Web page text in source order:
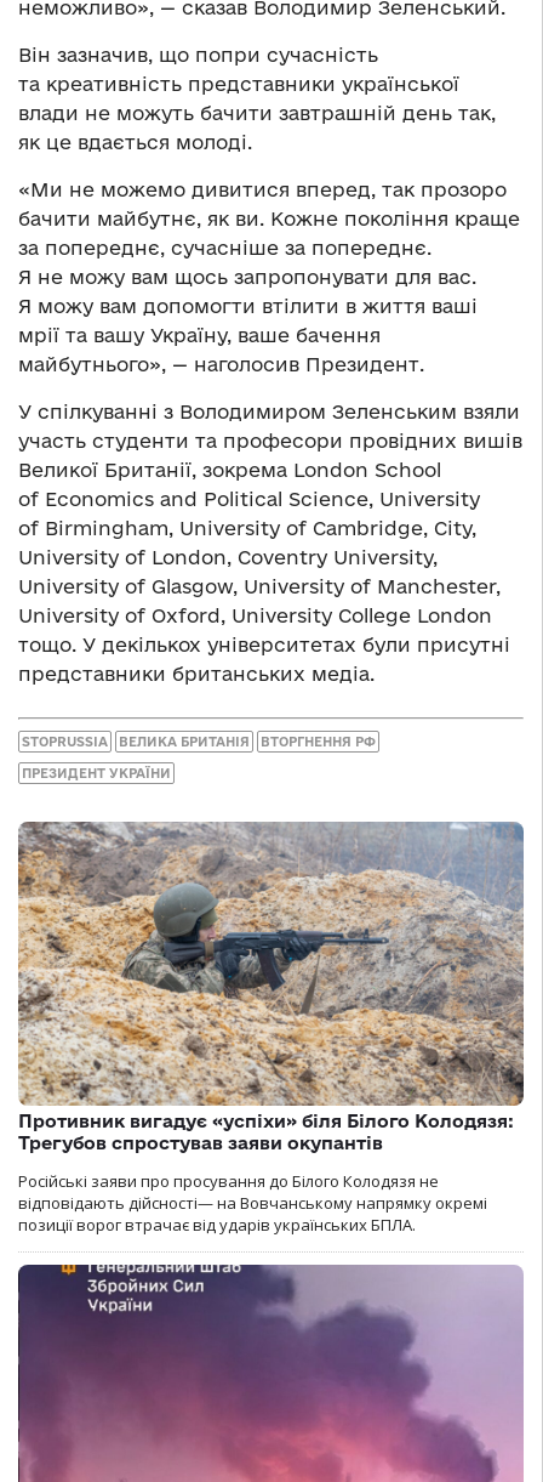
неможливо», — сказав Володимир Зеленський.
Він зазначив, що попри сучасність
та креативність представники української
влади не можуть бачити завтрашній день так,
як це вдається молоді.
«Ми не можемо дивитися вперед, так прозоро
бачити майбутнє, як ви. Кожне покоління краще
за попереднє, сучасніше за попереднє.
Я не можу вам щось запропонувати для вас.
Я можу вам допомогти втілити в життя ваші
мрії та вашу Україну, ваше бачення
майбутнього», — наголосив Президент.
У спілкуванні з Володимиром Зеленським взяли
участь студенти та професори провідних вишів
Великої Британії, зокрема London School
of Economics and Political Science, University
of Birmingham, University of Cambridge, City,
University of London, Coventry University,
University of Glasgow, University of Manchester,
University of Oxford, University College London
тощо. У декількох університетах були присутні
представники британських медіа.
STOPRUSSIA ВЕЛИКА БРИТАНІЯ ВТОРГНЕННЯ РФ
ПРЕЗИДЕНТ УКРАЇНИ
Противник вигадує «успіхи» біля Білого Колодязя:
Трегубов спростував заяви окупантів
Російські заяви про просування до Білого Колодязя не
відповідають дійсності— на Вовчанському напрямку окремі
позиції ворог втрачає від ударів українських БПЛА.